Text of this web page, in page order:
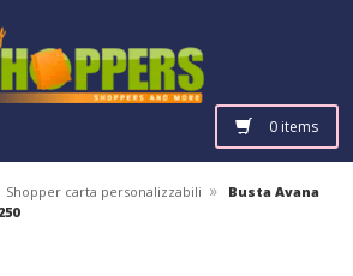
0 items
Shopper carta personalizzabili »
Busta Avana